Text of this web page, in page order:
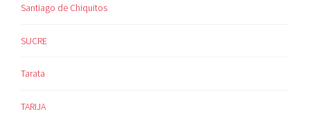
Santiago de Chiquitos
SUCRE
Tarata
TARIJA